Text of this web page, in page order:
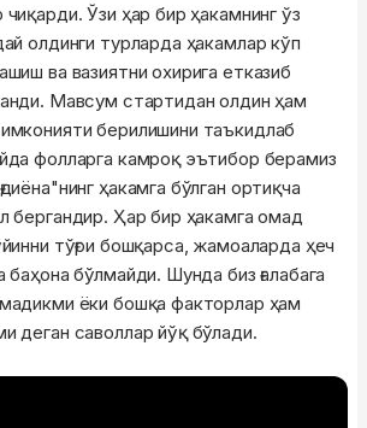
Ўзи ҳар бир ҳакамнинг ўз
олдинги турларда ҳакамлар кўп
ва вазиятни охирига етказиб
Мавсум стартидан олдин ҳам
берилишини таъкидлаб
фолларга камроқ эътибор берамиз
ҳакамга бўлган ортиқча
бергандир. Ҳар бир ҳакамга омад
тўғри бошқарса, жамоаларда ҳеч
баҳона бўлмайди. Шунда биз ғалабага
ёки бошқа факторлар ҳам
деган саволлар йўқ бўлади.